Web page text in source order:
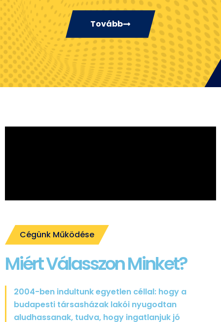
Tovább
Cégünk Működése
Miért Válasszon Minket?
2004-ben indultunk egyetlen céllal: hogy a
budapesti társasházak lakói nyugodtan
aludhassanak, tudva, hogy ingatlanjuk jó